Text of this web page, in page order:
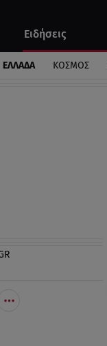
Ειδήσεις
Αυτοκίνητο
ΕΛΛΑΔΑ ΚΟΣΜΟΣ